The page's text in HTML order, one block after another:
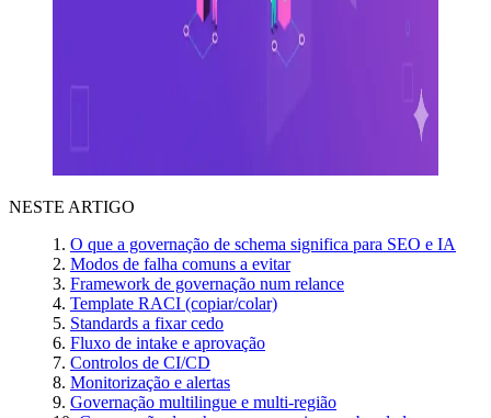
NESTE ARTIGO
O que a governação de schema significa para SEO e IA
Modos de falha comuns a evitar
Framework de governação num relance
Template RACI (copiar/colar)
Standards a fixar cedo
Fluxo de intake e aprovação
Controlos de CI/CD
Monitorização e alertas
Governação multilingue e multi-região